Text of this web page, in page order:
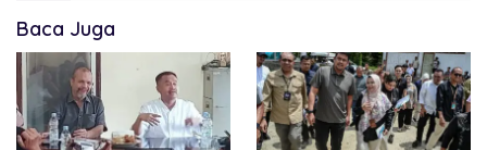
Baca Juga